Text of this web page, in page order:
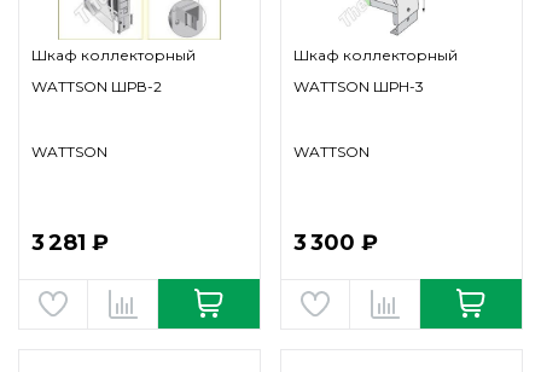
Шкаф коллекторный
WATTSON ШРВ-2
WATTSON
3 281 ₽
Шкаф коллекторный
WATTSON ШРН-3
WATTSON
3 300 ₽